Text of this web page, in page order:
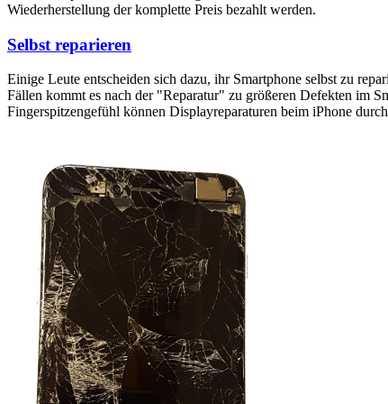
Wiederherstellung der komplette Preis bezahlt werden.
Selbst reparieren
Einige Leute entscheiden sich dazu, ihr Smartphone selbst zu
Fällen kommt es nach der "Reparatur" zu größeren Defekten im
Fingerspitzengefühl können Displayreparaturen beim iPhone